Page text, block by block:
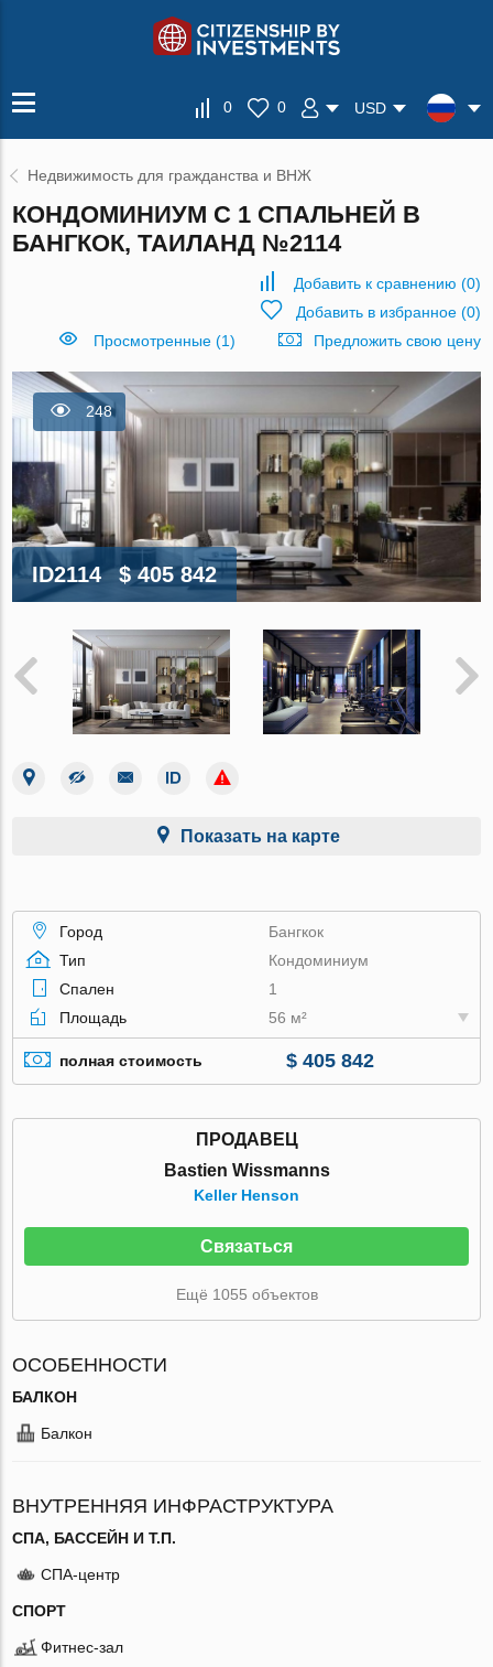
0 0 USD
Недвижимость для гражданства и ВНЖ
КОНДОМИНИУМ С 1 СПАЛЬНЕЙ В
БАНГКОК, ТАИЛАНД №2114
Добавить к сравнению (0)
Добавить в избранное(0)
Просмотренные (1)
Предложить свою цену
248
ID2114 $ 405 842
Показать на карте
Город
Бангкок
Тип
Кондоминиум
Спален
1
Площадь
56 м²
полная стоимость $ 405 842
ПРОДАВЕЦ
Bastien Wissmanns
Keller Henson
Связаться
Ещё 1055 объектов
ОСОБЕННОСТИ
БАЛКОН
Балкон
ВНУТРЕННЯЯ ИНФРАСТРУКТУРА
СПА, БАССЕЙН И Т.П.
СПА-центр
СПОРТ
Фитнес-зал